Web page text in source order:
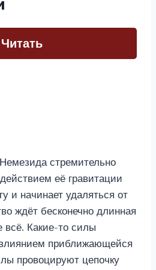
Читать
стремительно
её гравитации
и начинает удаляться от
ждёт бесконечно длинная
Какие-то силы
приближающейся
провоцируют цепочку